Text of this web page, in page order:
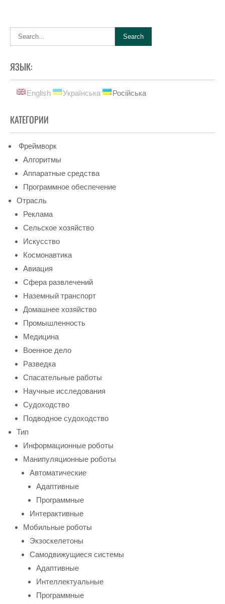
ЯЗЫК:
English Українська Російська
КАТЕГОРИИ
Фреймворк
Алгоритмы
Аппаратные средства
Программное обеспечение
Отрасль
Реклама
Сельское хозяйство
Искусство
Космонавтика
Авиация
Сфера развлечений
Наземный транспорт
Домашнее хозяйство
Промышленность
Медицина
Военное дело
Разведка
Спасательные работы
Научные исследования
Судоходство
Подводное судоходство
Тип
Информационные роботы
Манипуляционные роботы
Автоматические
Адаптивные
Программные
Интерактивные
Мобильные роботы
Экзоскелетоны
Самодвижущиеся системы
Адаптивные
Интеллектуальные
Программные